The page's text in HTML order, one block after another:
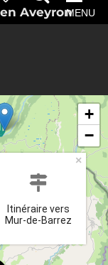
AveyronMENU
Itinéraire vers
Mur-de-Barrez
×
+
−